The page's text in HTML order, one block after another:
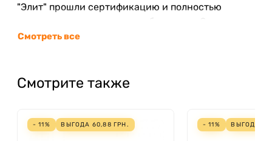
"Элит" прошли сертификацию и полностью
отвечают нормативным требованиям. Они могут
быть установлены на фасадах, отделанных
ПРЕИМУЩЕСТВО ВОДОСТОЧНОЙ СИСТЕМЫ
Смотреть все
Смотрите также
- 11% ВЫГОДА 60,88 ГРН. - 11% ВЫГОДА